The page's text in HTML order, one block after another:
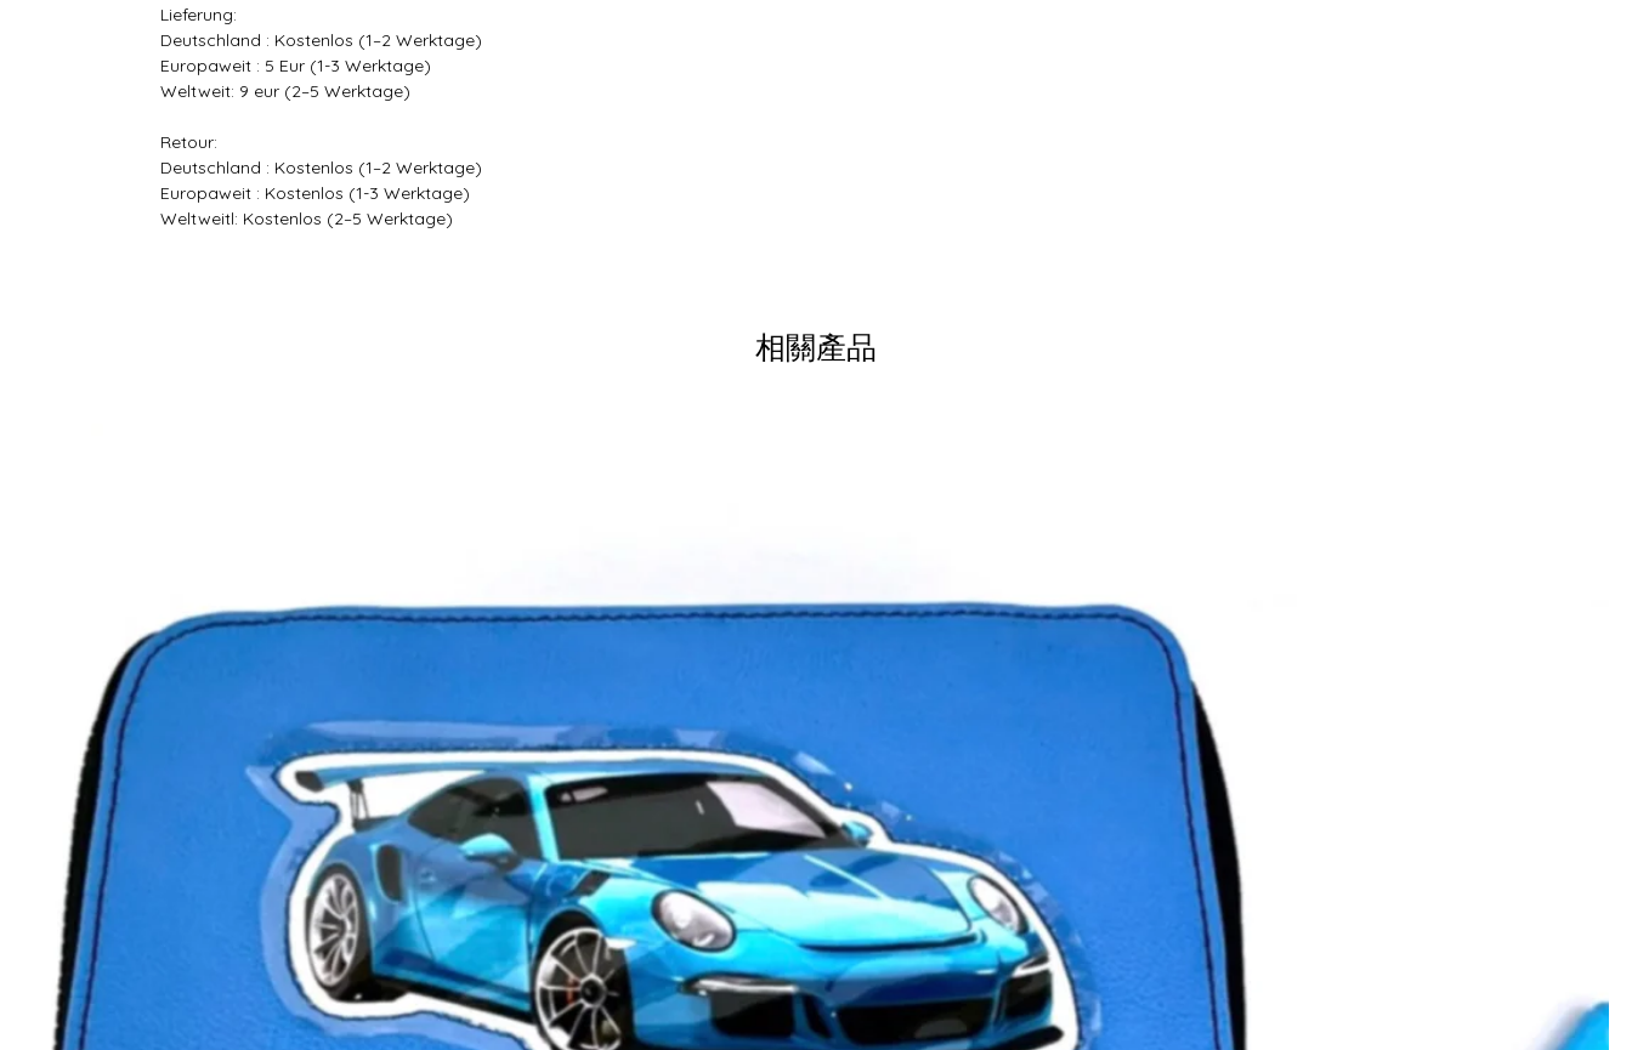
Lieferung:
Deutschland : Kostenlos (1–2 Werktage)
Europaweit : 5 Eur (1-3 Werktage)
Weltweit: 9 eur (2–5 Werktage)
Retour:
Deutschland : Kostenlos (1–2 Werktage)
Europaweit : Kostenlos (1-3 Werktage)
Weltweitl: Kostenlos (2–5 Werktage)
相關產品